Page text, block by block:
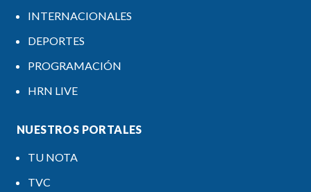
INTERNACIONALES
DEPORTES
PROGRAMACIÓN
HRN LIVE
NUESTROS PORTALES
TU NOTA
TVC